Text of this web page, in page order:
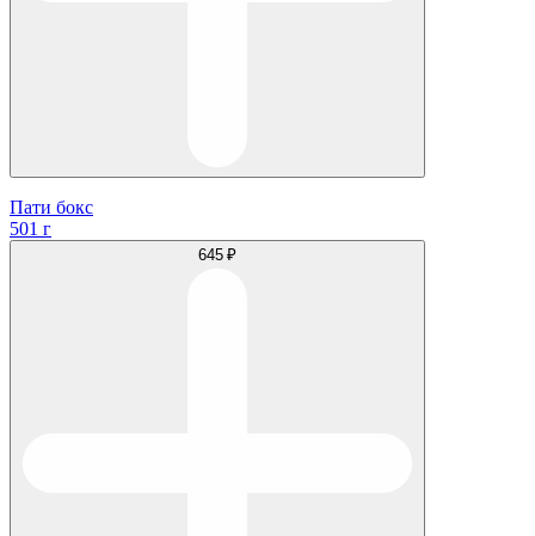
Пати бокс
501 г
645 ₽